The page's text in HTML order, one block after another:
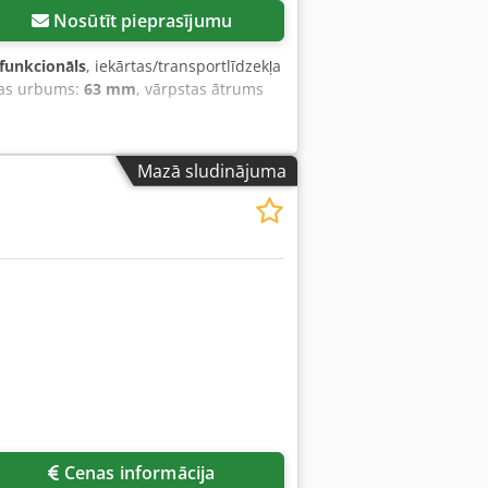
Nosūtīt pieprasījumu
, iekārtas/transportlīdzekļa
urbums: 63 mm, vārpstas ātrums
Mazā sludinājuma
Cenas informācija